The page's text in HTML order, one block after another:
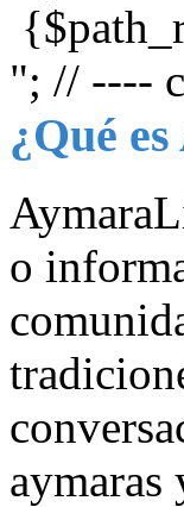
"; // ----
¿Qué
o
aymaras